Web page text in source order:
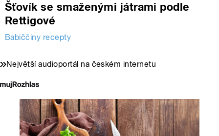
Šťovík se smaženými játrami podle
Rettigové
Babiččiny recepty
Největší audioportál na českém internetu